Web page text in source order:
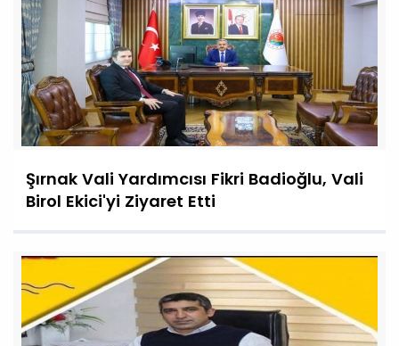
Şırnak Vali Yardımcısı Fikri Badioğlu, Vali
Birol Ekici'yi Ziyaret Etti